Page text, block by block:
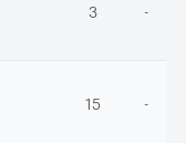
3 -
15 -